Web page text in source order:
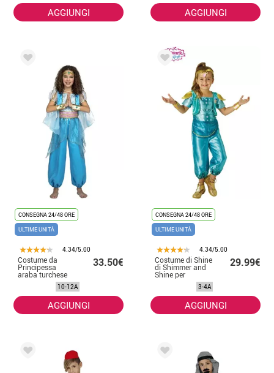
AGGIUNGI AGGIUNGI
CONSEGNA 24/48 ORE
ULTIME UNITÀ
4.34/5.00
Costume da
Principessa
araba turchese
per bambina
33.50€
10-12A
AGGIUNGI
CONSEGNA 24/48 ORE
ULTIME UNITÀ
4.34/5.00
Costume di Shine
di Shimmer and
Shine per
bambina
29.99€
3-4A
AGGIUNGI